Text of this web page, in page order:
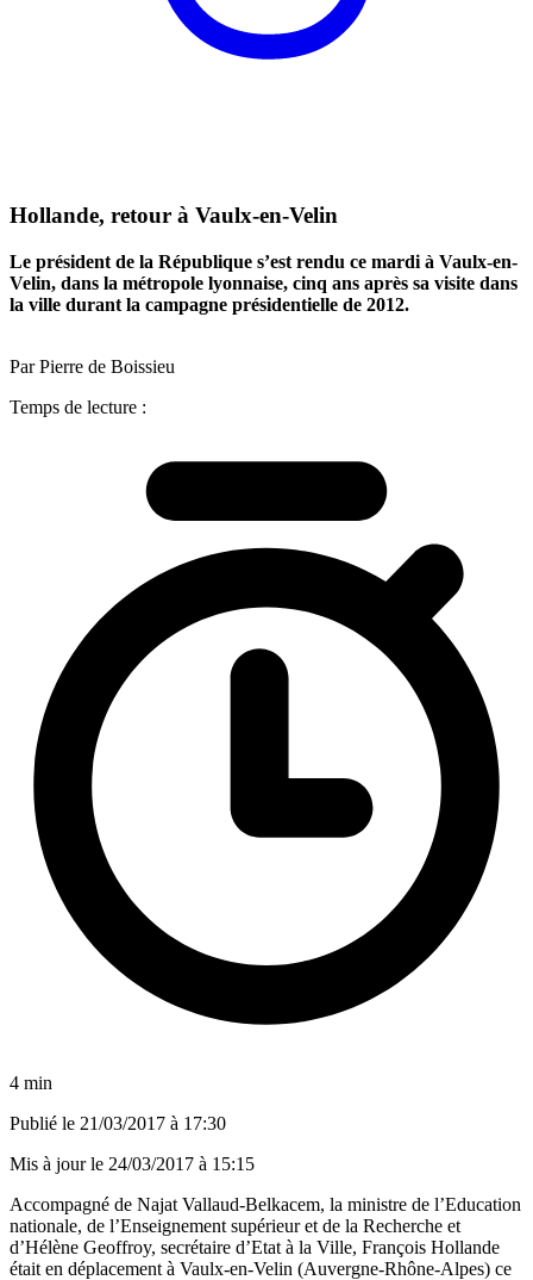
Hollande, retour à Vaulx-en-Velin
Le président de la République s’est rendu ce mardi à Vaulx-en-
Velin, dans la métropole lyonnaise, cinq ans après sa visite dans
la ville durant la campagne présidentielle de 2012.
Par Pierre de Boissieu
Temps de lecture :
4 min
Publié le 21/03/2017 à 17:30
Mis à jour le 24/03/2017 à 15:15
Accompagné de Najat Vallaud-Belkacem, la ministre de l’Education
nationale, de l’Enseignement supérieur et de la Recherche et
d’Hélène Geoffroy, secrétaire d’Etat à la Ville, François Hollande
était en déplacement à Vaulx-en-Velin (Auvergne-Rhône-Alpes) ce